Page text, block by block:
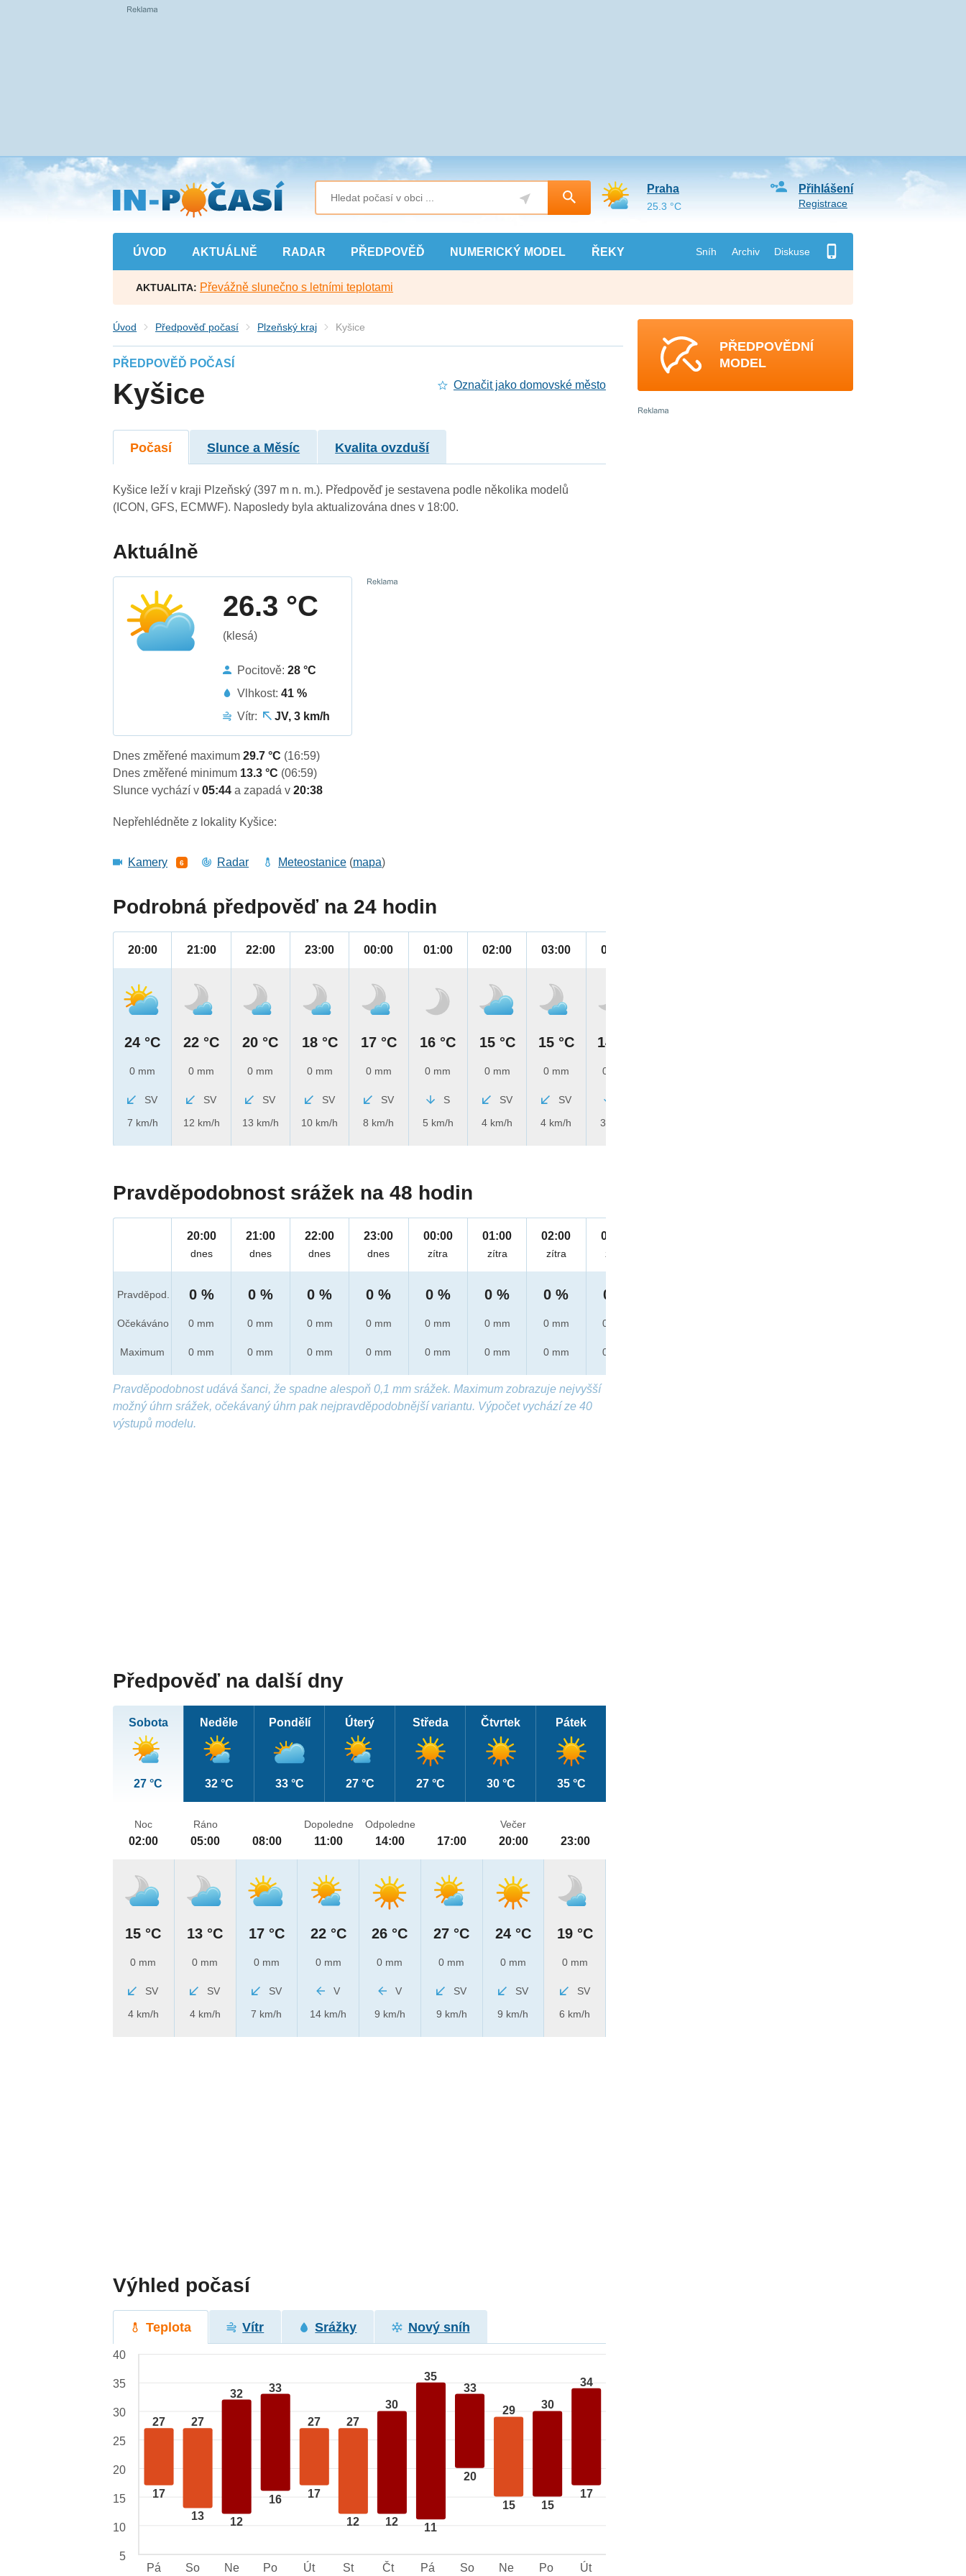
Přejít
na
hlavní
obsah
ÚVOD AKTUÁLNĚ RADAR PŘEDPOVĚĎ NUMERICKÝ MODEL ŘEKY Sníh Archiv Diskuse
Přihlášení
Registrace
Praha
25.3 °C
AKTUALITA: Převážně slunečno s letními teplotami
Úvod Předpověď počasí Plzeňský kraj Kyšice
PŘEDPOVĚĎ POČASÍ
Kyšice Označit jako domovské město
Počasí Slunce a Měsíc Kvalita ovzduší
Kyšice leží v kraji Plzeňský (397 m n. m.). Předpověď je sestavena podle několika modelů
(ICON, GFS, ECMWF). Naposledy byla aktualizována dnes v 18:00.
Aktuálně
26.3 °C
(klesá)
Pocitově:28 °C
Vlhkost:41 %
Vítr:
JV, 3 km/h
Dnes změřené maximum29.7 °C (16:59)
Dnes změřené minimum 13.3 °C (06:59)
Slunce vychází v05:44a zapadá v20:38
Nepřehlédněte z lokality Kyšice:
Kamery 6 Radar Meteostanice (mapa)
Podrobná předpověď na 24 hodin
20:00
24 °C
0 mm
SV
7 km/h
21:00
22 °C
0 mm
SV
12 km/h
22:00
20 °C
0 mm
SV
13 km/h
23:00
18 °C
0 mm
SV
10 km/h
00:00
17 °C
0 mm
SV
8 km/h
01:00
16 °C
0 mm
S
5 km/h
02:00
15 °C
0 mm
SV
4 km/h
03:00
15 °C
0 mm
SV
4 km/h
04:00
14 °C
0 mm
3 km/h
Pravděpodobnost srážek na 48 hodin
Pravděpod.
Očekáváno
Maximum
20:00
dnes
0 %
0 mm
0 mm
21:00
dnes
0 %
0 mm
0 mm
22:00
dnes
0 %
0 mm
0 mm
23:00
dnes
0 %
0 mm
0 mm
00:00
zítra
0 %
0 mm
0 mm
01:00
zítra
0 %
0 mm
0 mm
02:00
zítra
0 %
0 mm
0 mm
03:00
zítra
0 %
0 mm
0 mm
Pravděpodobnost udává šanci, že spadne alespoň 0,1 mm srážek. Maximum zobrazuje nejvyšší
možný úhrn srážek, očekávaný úhrn pak nejpravděpodobnější variantu. Výpočet vychází ze 40
výstupů modelu.
Předpověď na další dny
Sobota
27 °C
Neděle
32 °C
Pondělí
33 °C
Úterý
27 °C
Středa
27 °C
Čtvrtek
30 °C
Pátek
35 °C
Noc
02:00
15 °C
0 mm
SV
4 km/h
Ráno
05:00
13 °C
0 mm
SV
4 km/h
08:00
17 °C
0 mm
SV
7 km/h
Dopoledne
11:00
22 °C
0 mm
V
14 km/h
Odpoledne
14:00
26 °C
0 mm
V
9 km/h
17:00
27 °C
0 mm
SV
9 km/h
Večer
20:00
24 °C
0 mm
SV
9 km/h
23:00
19 °C
0 mm
SV
6 km/h
Výhled počasí
Teplota Vítr Srážky Nový sníh
27
17
27
13
32
12
33
16
27
17
27
12
30
12
35
11
33
20
29
15
30
15
34
17
40
35
30
25
20
15
10
5
Pá
So Ne Po Út St Čt Pá So Ne Po Út
PŘEDPOVĚDNÍ
MODEL